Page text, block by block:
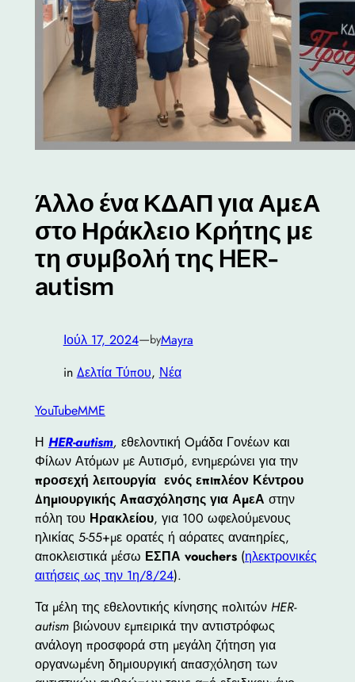
Άλλο ένα ΚΔΑΠ για ΑμεΑ
στο Ηράκλειο Κρήτης με
τη συμβολή της HER-
autism
Ιούλ 17, 2024—byMayra
in Δελτία Τύπου, Νέα
YouTubeMME
Η HER-autism, εθελοντική Oμάδα Γονέων και
Φίλων Ατόμων με Αυτισμό, ενημερώνει για την
προσεχή λειτουργία ενός επιπλέον Κέντρου
Δημιουργικής Απασχόλησης για ΑμεΑ στην
πόλη του Ηρακλείου, για 100 ωφελούμενους
ηλικίας 5-55+με ορατές ή αόρατες αναπηρίες,
αποκλειστικά μέσω ΕΣΠΑ vouchers(ηλεκτρονικές
αιτήσεις ως την 1η/8/24).
Τα μέλη της εθελοντικής κίνησης πολιτών HER-
autismβιώνουν εμπειρικά την αντιστρόφως
ανάλογη προσφορά στη μεγάλη ζήτηση για
οργανωμένη δημιουργική απασχόληση των